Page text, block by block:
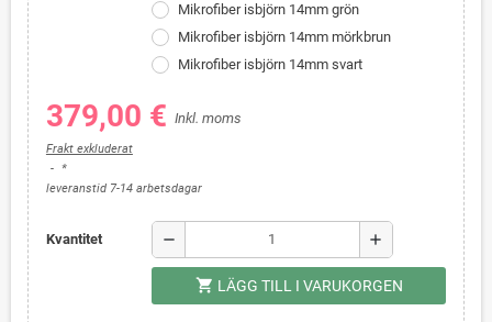
Mikrofiber isbjörn 14mm grön
Mikrofiber isbjörn 14mm mörkbrun
Mikrofiber isbjörn 14mm svart
379,00 € Inkl. moms
Frakt exkluderat
*
leveranstid 7-14 arbetsdagar
Kvantitet remove add
shopping_cart LÄGG TILL I VARUKORGEN